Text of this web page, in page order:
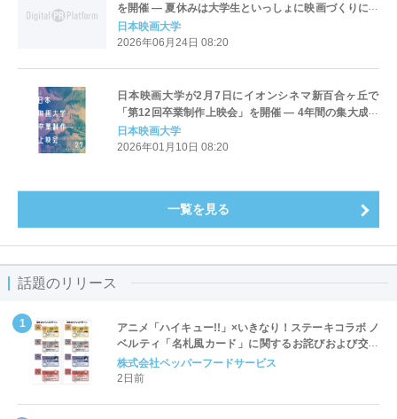
を開催 ― 夏休みは大学生といっしょに映画づくりにチ
ャレンジ！
日本映画大学
2026年06月24日 08:20
日本映画大学が2月7日にイオンシネマ新百合ヶ丘で
「第12回卒業制作上映会」を開催 ― 4年間の集大成を
スクリーンで上映
日本映画大学
2026年01月10日 08:20
一覧を見る
話題のリリース
アニメ「ハイキュー!!」×いきなり！ステーキコラボ ノ
ベルティ「名札風カード」に関するお詫びおよび交換
対応についてのご案内
株式会社ペッパーフードサービス
2日前